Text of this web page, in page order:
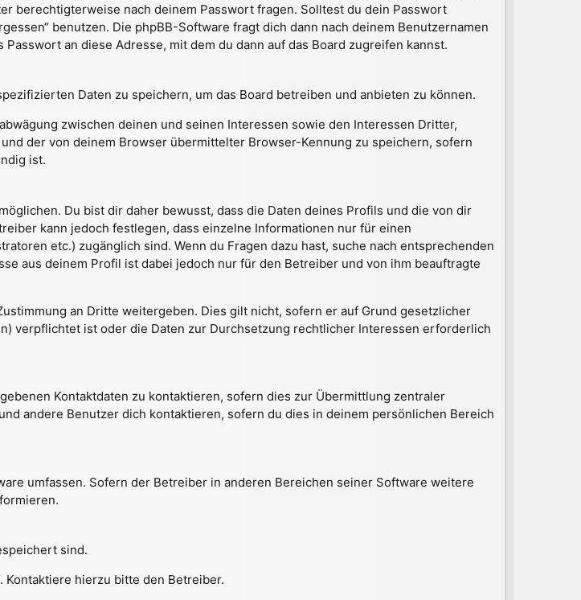
berechtigterweise nach deinem Passwort fragen. Solltest du dein Passwort
benutzen. Die phpBB-Software fragt dich dann nach deinem Benutzernamen
an diese Adresse, mit dem du dann auf das Board zugreifen kannst.
Daten zu speichern, um das Board betreiben und anbieten zu können.
zwischen deinen und seinen Interessen sowie den Interessen Dritter,
der von deinem Browser übermittelter Browser-Kennung zu speichern, sofern
ist.
Du bist dir daher bewusst, dass die Daten deines Profils und die von dir
kann jedoch festlegen, dass einzelne Informationen nur für einen
etc.) zugänglich sind. Wenn du Fragen dazu hast, suche nach entsprechenden
aus deinem Profil ist dabei jedoch nur für den Betreiber und von ihm beauftragte
an Dritte weitergeben. Dies gilt nicht, sofern er auf Grund gesetzlicher
verpflichtet ist oder die Daten zur Durchsetzung rechtlicher Interessen erforderlich
Kontaktdaten zu kontaktieren, sofern dies zur Übermittlung zentraler
andere Benutzer dich kontaktieren, sofern du dies in deinem persönlichen Bereich
umfassen. Sofern der Betreiber in anderen Bereichen seiner Software weitere
sind.
Kontaktiere hierzu bitte den Betreiber.